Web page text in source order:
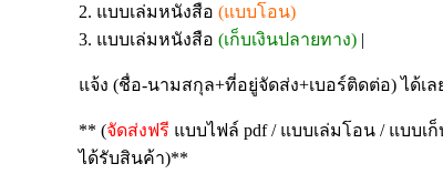
2. แบบเล่มหนังสือ (แบบโอน)
3. แบบเล่มหนังสือ (เก็บเงินปลายทาง)|
แจ้ง (ชื่อ-นามสกุล+ที่อยู่จัดส่ง+เบอร์ติดต่อ) ได้เล
** (จัดส่งฟรี แบบไฟล์ pdf / แบบเล่มโอน / แบบเ
ได้รับสินค้า)**